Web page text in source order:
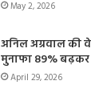
May 2, 2026
अनिल अग्रवाल की
मुनाफा 89% बढ़कर
April 29, 2026